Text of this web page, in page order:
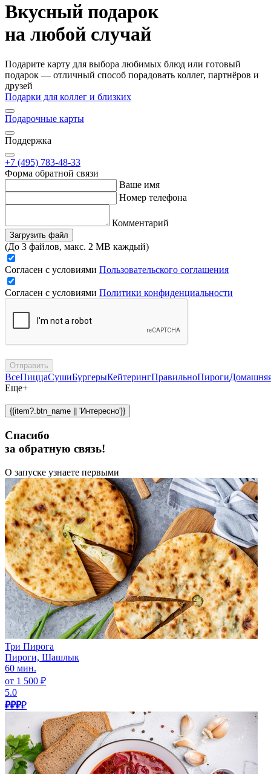
Вкусный подарок
на любой случай
Подарите карту для выбора любимых блюд или готовый
подарок — отличный способ порадовать коллег, партнёров и
друзей
Подарки для коллег и близких
Подарочные карты
Поддержка
+7 (495) 783-48-33
Форма обратной связи
Ваше имя
Номер телефона
Комментарий
Загрузить файл
(До 3 файлов, макс. 2 MB каждый)
Согласен с условиями Пользовательского соглашения
Согласен с условиями Политики конфиденциальности
Отправить
ВсеПиццаСушиБургерыКейтерингПравильноПироги
Еще+
{{item?.btn_name || 'Интересно'}}
Спасибо
за обратную связь!
О запуске узнаете первыми
Три Пирога
Пироги, Шашлык
60 мин.
от 1 500 ₽
5.0
₽₽₽₽